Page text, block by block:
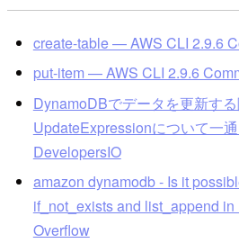
create-table — AWS CLI 2.9.6
put-item — AWS CLI 2.9.6
DynamoDBでデータを更新す
UpdateExpressionについて一
DevelopersIO
amazon dynamodb - Is it
if_not_exists and list_append
Overflow